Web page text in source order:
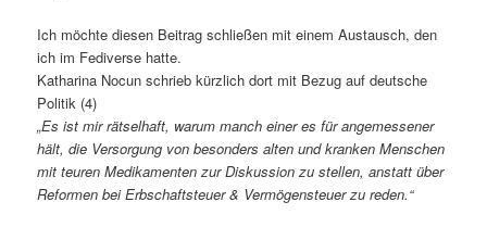
Ich möchte diesen Beitrag schließen mit einem Austausch, den
ich im Fediverse hatte.
Katharina Nocun schrieb kürzlich dort mit Bezug auf deutsche
Politik (4)
„Es ist mir rätselhaft, warum manch einer es für angemessener
hält, die Versorgung von besonders alten und kranken Menschen
mit teuren Medikamenten zur Diskussion zu stellen, anstatt über
Reformen bei Erbschaftsteuer & Vermögensteuer zu reden.“